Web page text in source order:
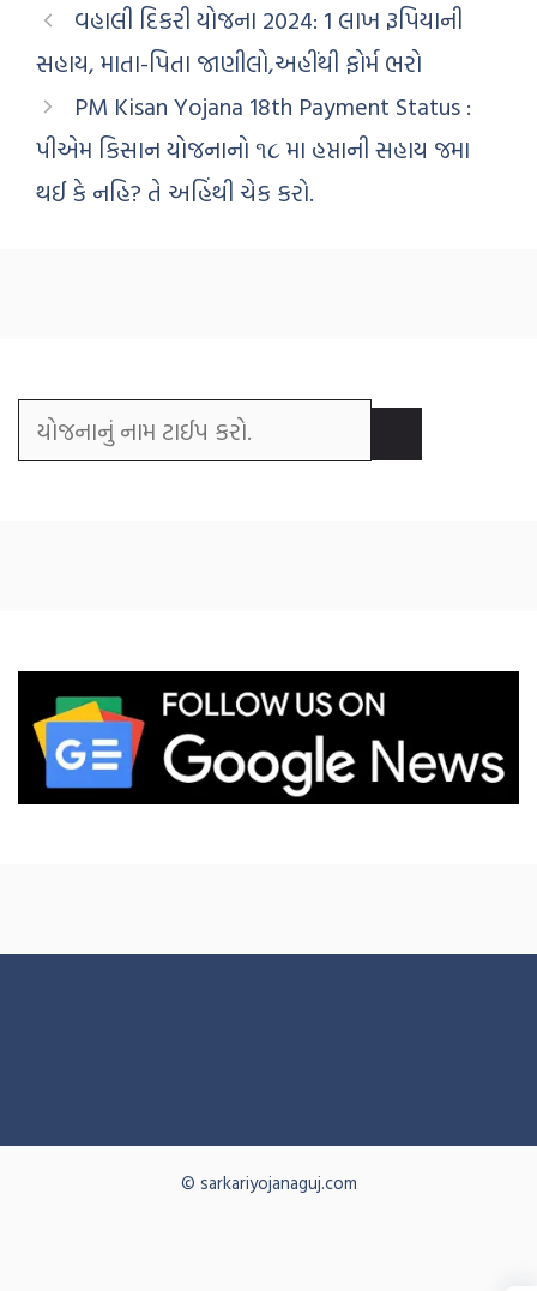
વહાલી દિકરી યોજના 2024: 1 લાખ રૂપિયાની
સહાય, માતા-પિતા જાણીલો,અહીંથી ફોર્મ ભરો
PM Kisan Yojana 18th Payment Status :
પીએમ કિસાન યોજનાનો ૧૮ મા હપ્તાની સહાય જમા
થઈ કે નહિ? તે અહિંથી ચેક કરો.
© sarkariyojanaguj.com